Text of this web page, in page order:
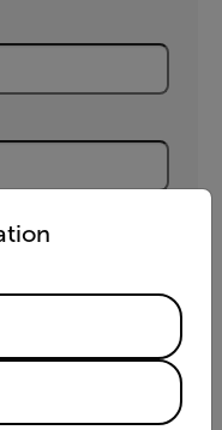
training and deals
from the